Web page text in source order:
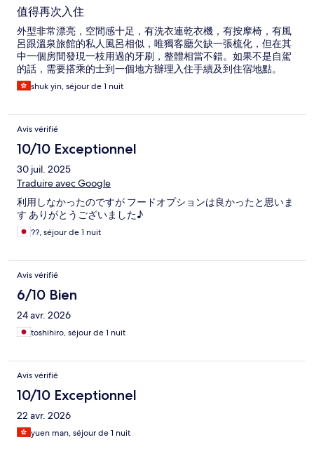
值得再次入住
外型非常漂亮，空間感十足，有洗衣連乾衣機，有按摩椅，有風
呂跟溫泉旅館的私人風呂相似，唯獨客廳欠缺一張梳化，但在其
中一個房間發現一枝用過的牙刷，整體相當不錯。如果不是自駕
的話，需要搭乘的士到一個地方辦理入住手續及到住宿地點。
shuk yin, séjour de 1 nuit
Avis vérifié
10/10 Exceptionnel
30 juil. 2025
Traduire avec Google
利用しなかったのですが フードオプションは良かったと思いま
す ありがとうございました♪
??, séjour de 1 nuit
Avis vérifié
6/10 Bien
24 avr. 2026
toshihiro, séjour de 1 nuit
Avis vérifié
10/10 Exceptionnel
22 avr. 2026
yuen man, séjour de 1 nuit